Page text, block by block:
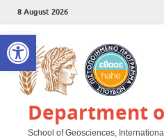
Open toolbar
8 August 2026
Department
School of Geosciences,